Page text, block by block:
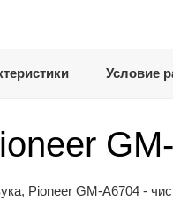
Условие
Pioneer GM-A6704 -